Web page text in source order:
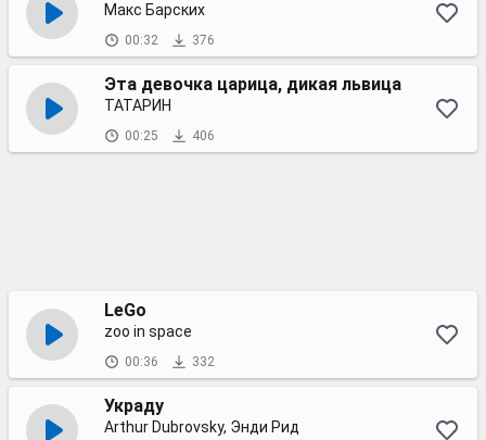
Макс Барских
00:32 376
Эта девочка царица, дикая львица
ТАТАРИН
00:25 406
LeGo
zoo in space
00:36 332
Украду
Arthur Dubrovsky, Энди Рид